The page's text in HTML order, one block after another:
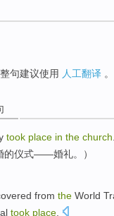
句建议使用 人工翻译 。
took place in the church
的仪式——婚礼。）
from the World
took place